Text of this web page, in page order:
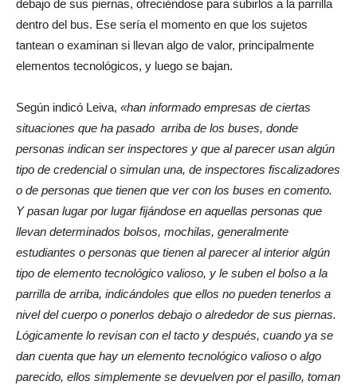
debajo de sus piernas, ofreciéndose para subirlos a la parrilla
dentro del bus. Ese sería el momento en que los sujetos
tantean o examinan si llevan algo de valor, principalmente
elementos tecnológicos, y luego se bajan.
Según indicó Leiva, «han informado empresas de ciertas
situaciones que ha pasado arriba de los buses, donde
personas indican ser inspectores y que al parecer usan algún
tipo de credencial o simulan una, de inspectores fiscalizadores
o de personas que tienen que ver con los buses en comento.
Y pasan lugar por lugar fijándose en aquellas personas que
llevan determinados bolsos, mochilas, generalmente
estudiantes o personas que tienen al parecer al interior algún
tipo de elemento tecnológico valioso, y le suben el bolso a la
parrilla de arriba, indicándoles que ellos no pueden tenerlos a
nivel del cuerpo o ponerlos debajo o alrededor de sus piernas.
Lógicamente lo revisan con el tacto y después, cuando ya se
dan cuenta que hay un elemento tecnológico valioso o algo
parecido, ellos simplemente se devuelven por el pasillo, toman